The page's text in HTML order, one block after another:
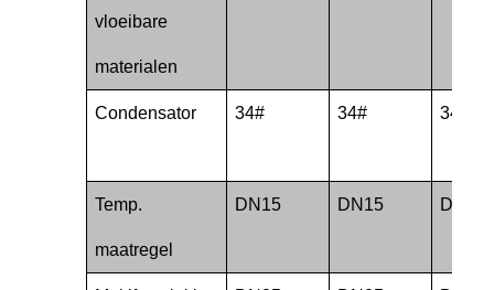
vloeibare
materialen
Condensator 34# 34# 34#
Temp.
maatregel
DN15 DN15 DN15